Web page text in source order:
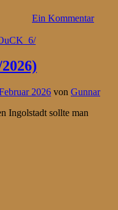
Ein Kommentar
2026 von Gunnar
Ingolstadt sollte man